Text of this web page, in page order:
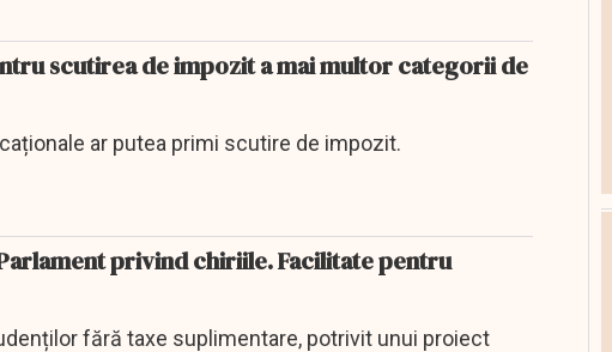
scutirea de impozit a mai multor categorii de
ar putea primi scutire de impozit.
privind chiriile. Facilitate pentru
fără taxe suplimentare, potrivit unui proiect